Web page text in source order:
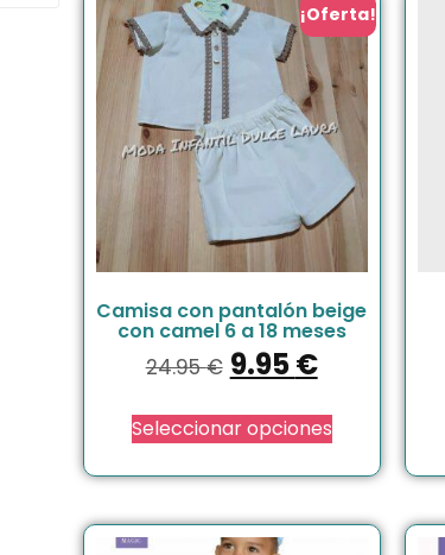
¡Oferta!
Camisa con pantalón beige
con camel 6 a 18 meses
24.95€ 9.95€
Seleccionar opciones